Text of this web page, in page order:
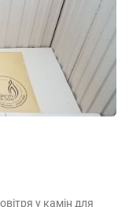
у камін для